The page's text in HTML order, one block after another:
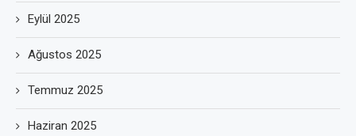
Eylül 2025
Ağustos 2025
Temmuz 2025
Haziran 2025